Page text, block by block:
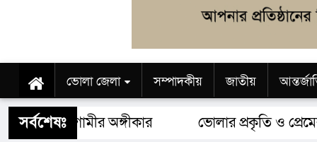
ভোলা জেলা সম্পাদকীয় জাতীয়
শিক্ষাঙ্গন স্বাস্থ্য ধর্ম বিজ্ঞান ও প্রযুক্তি Buy
সর্বশেষঃ
ও আগামীর অঙ্গীকার​ ভোলার প্রকৃতি ও